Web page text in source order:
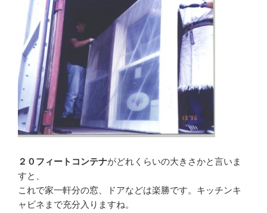
２０フィートコンテナがどれくらいの大きさかと言いま
すと、
これで家一軒分の窓、ドアなどは楽勝です。キッチンキ
ャビネまで充分入りますね。